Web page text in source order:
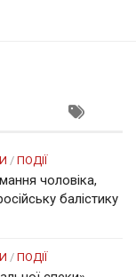
/ ПОДІЇ
чоловіка,
балістику
/ ПОДІЇ